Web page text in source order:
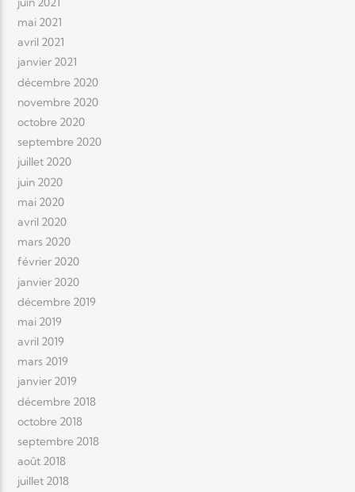
mai 2021
avril 2021
janvier 2021
décembre 2020
novembre 2020
octobre 2020
septembre 2020
juillet 2020
juin 2020
mai 2020
avril 2020
mars 2020
février 2020
janvier 2020
décembre 2019
mai 2019
avril 2019
mars 2019
janvier 2019
décembre 2018
octobre 2018
septembre 2018
août 2018
juillet 2018